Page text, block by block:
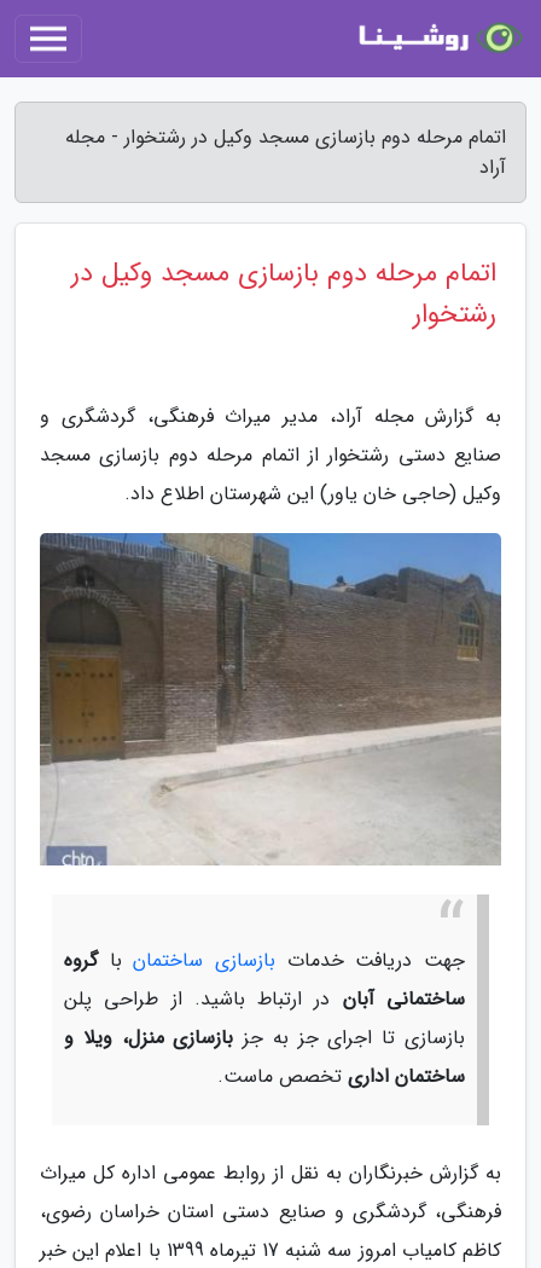
اتمام مرحله دوم بازسازی مسجد وکیل در رشتخوار - مجله
آراد
اتمام مرحله دوم بازسازی مسجد وکیل در
رشتخوار
به گزارش مجله آراد، مدیر میراث فرهنگی، گردشگری و
صنایع دستی رشتخوار از اتمام مرحله دوم بازسازی مسجد
وکیل (حاجی خان یاور) این شهرستان اطلاع داد.
جهت دریافت خدمات بازسازی ساختمانباگروه
ساختمانی آبان در ارتباط باشید. از طراحی پلن
بازسازی تا اجرای جز به جز بازسازی منزل، ویلا و
ساختمان اداری تخصص ماست.
به گزارش خبرنگاران به نقل از روابط عمومی اداره کل میراث
فرهنگی، گردشگری و صنایع دستی استان خراسان رضوی،
کاظم کامیاب امروز سه شنبه 17 تیرماه 1399 با اعلام این خبر